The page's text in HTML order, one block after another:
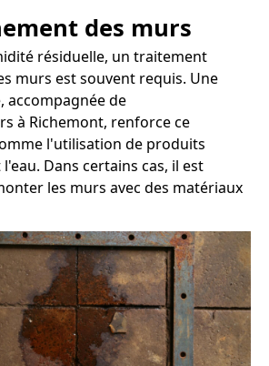
des murs
résiduelle, un traitement
murs est souvent requis. Une
accompagnée de
à Richemont, renforce ce
l'utilisation de produits
Dans certains cas, il est
les murs avec des matériaux